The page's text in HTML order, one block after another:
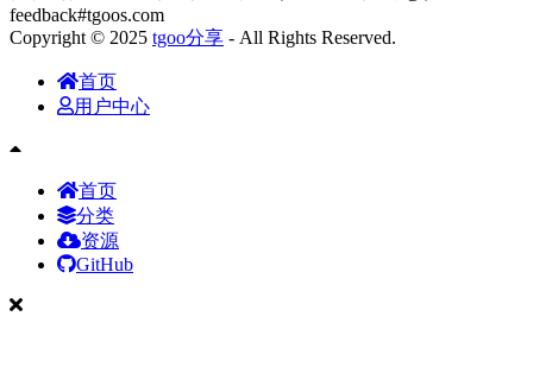
feedback#tgoos.com
Copyright © 2025 tgoo分享 - All Rights Reserved.
首页
用户中心
首页
分类
资源
GitHub